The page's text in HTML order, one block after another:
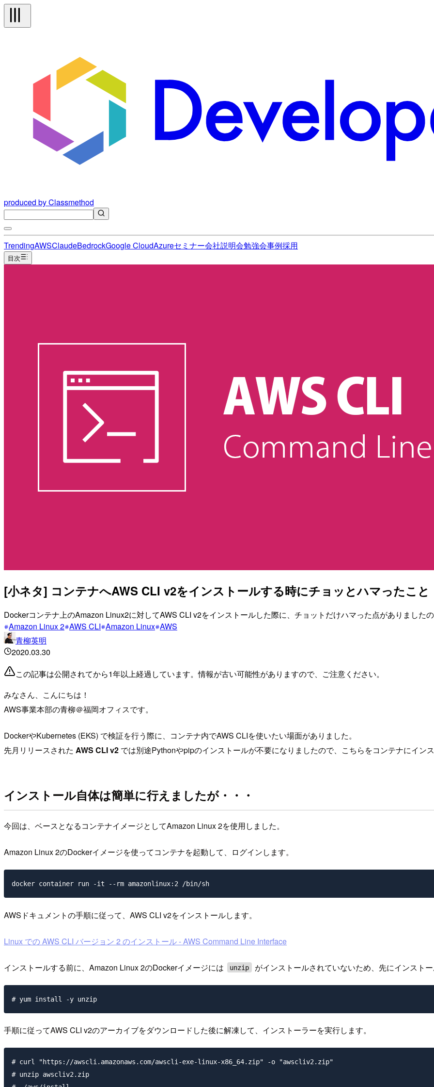
produced by Classmethod
TrendingAWSClaudeBedrockGoogle CloudAzureセミナー会社説明会勉強会事例採用
目次
[小ネタ] コンテナへAWS CLI v2をインストールする時にチョッとハマったこと
Dockerコンテナ上のAmazon Linux2に対してAWS CLI v2をインストールした際に、チョットだけハマった点がありましたの
Amazon Linux 2 AWS CLI Amazon Linux AWS
青柳英明
2020.03.30
この記事は公開されてから1年以上経過しています。情報が古い可能性がありますので、ご注意ください。
みなさん、こんにちは！
AWS事業本部の青柳＠福岡オフィスです。
DockerやKubernetes (EKS) で検証を行う際に、コンテナ内でAWS CLIを使いたい場面がありました。
先月リリースされた AWS CLI v2 では別途Pythonやpipのインストールが不要になりましたので、こちらをコンテナにイン
インストール自体は簡単に行えましたが・・・
今回は、ベースとなるコンテナイメージとしてAmazon Linux 2を使用しました。
Amazon Linux 2のDockerイメージを使ってコンテナを起動して、ログインします。
AWSドキュメントの手順に従って、AWS CLI v2をインストールします。
Linux での AWS CLI バージョン 2 のインストール - AWS Command Line Interface
インストールする前に、Amazon Linux 2のDockerイメージには unzip がインストールされていないため、先にインストー
手順に従ってAWS CLI v2のアーカイブをダウンロードした後に解凍して、インストーラーを実行します。
# curl "https://awscli.amazonaws.com/awscli-exe-linux-x86_64.zip" -o "awscliv2.zip"
# unzip awscliv2.zip